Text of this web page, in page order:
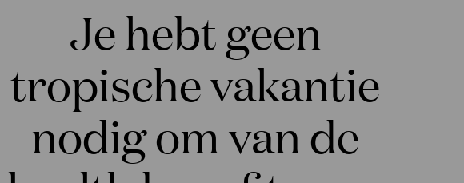
Je hebt geen
tropische vakantie
nodig om van de